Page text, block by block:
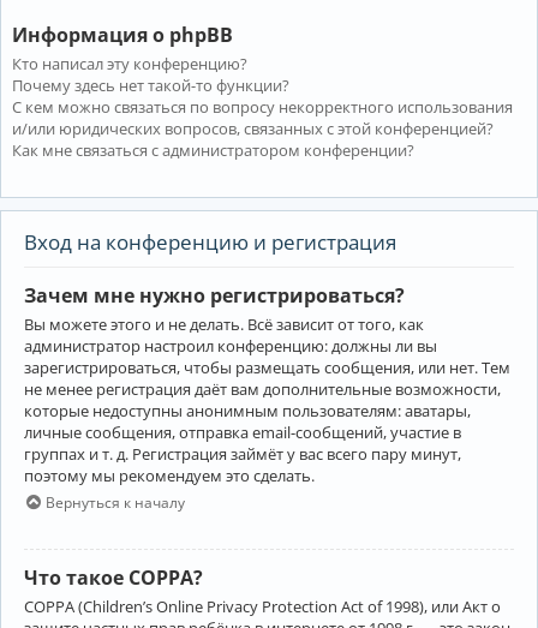
Информация о phpBB
Кто написал эту конференцию?
Почему здесь нет такой-то функции?
С кем можно связаться по вопросу некорректного использования
и/или юридических вопросов, связанных с этой конференцией?
Как мне связаться с администратором конференции?
Вход на конференцию и регистрация
Зачем мне нужно регистрироваться?
Вы можете этого и не делать. Всё зависит от того, как
администратор настроил конференцию: должны ли вы
зарегистрироваться, чтобы размещать сообщения, или нет. Тем
не менее регистрация даёт вам дополнительные возможности,
которые недоступны анонимным пользователям: аватары,
личные сообщения, отправка email-сообщений, участие в
группах и т. д. Регистрация займёт у вас всего пару минут,
поэтому мы рекомендуем это сделать.
Вернуться к началу
Что такое COPPA?
COPPA (Children’s Online Privacy Protection Act of 1998), или Акт о